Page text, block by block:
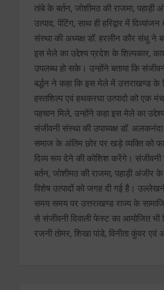
तांबे के बर्तन, जोशीमठ की राजमा, पहाड़ी
उत्पाद, पेंटिंग, साथ ही हरिद्वार में
संस्था की अध्यक्ष डॉ. हरलीन कौर संधु ने
इस मेले का उद्देश्य प्रदेश के शिल्पकार,
उपलब्ध हो सके। उन्होंने बताया कि
बर्द्धन ने कहा कि इस मेले में उत्तराखण्ड के
हस्तशिल्प एवं हथकरघा उत्पादो को एक
पहचान मिले, उन्होंने कहा इस मेले का
संजीवनी संस्था की उपाध्यक्ष डॉ.
समाज के अंतिम छोर पर खड़े व्यक्ति को
दिव्य रूप देने की कोशिश करेंगे। संजीवनी
बर्तन, जोशीमठ की राजमा, पहाड़ी अंजीर
विशेष उत्पादों को जगह दी गई है।
समय समय पर उत्तराखण्ड राज्य के
से संजीवनी दिवाली फेस्ट का आयोजित भी
रजनी तोमर, शिखा पांडे, विनीता कुंवर